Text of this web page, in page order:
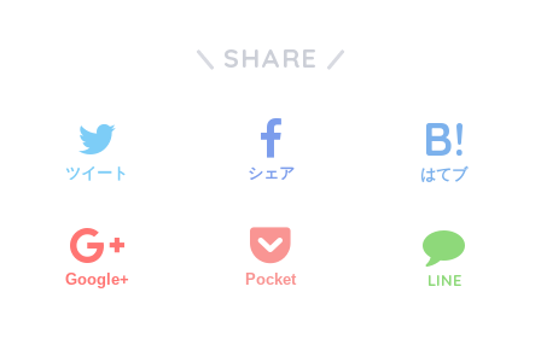
SHARE
ツイート シェア はてブ
Google+ Pocket LINE